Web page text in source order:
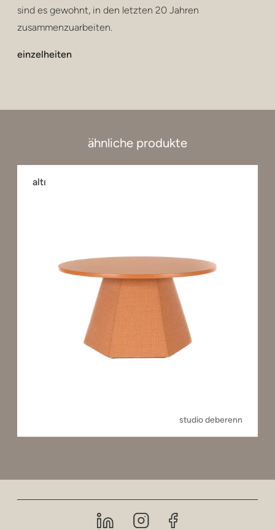
sind es gewohnt, in den letzten 20 Jahren
zusammenzuarbeiten.
einzelheiten
ähnliche produkte
altı
studio deberenn